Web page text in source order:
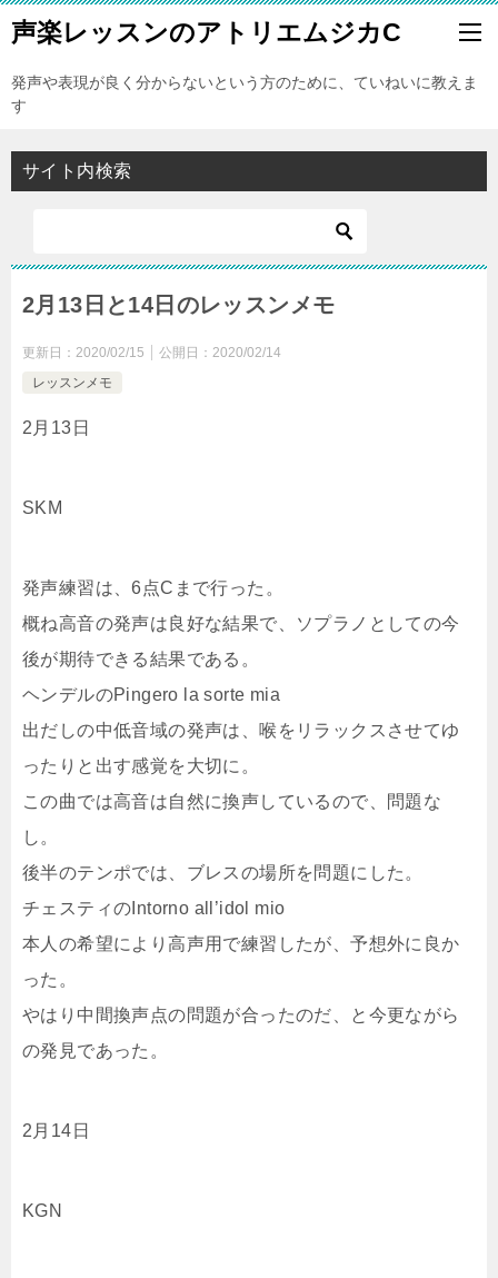
声楽レッスンのアトリエムジカC
発声や表現が良く分からないという方のために、ていねいに教えま
す
サイト内検索
2月13日と14日のレッスンメモ
更新日： 2020/02/15 公開日： 2020/02/14
レッスンメモ
2月13日
SKM
発声練習は、6点Cまで行った。
概ね高音の発声は良好な結果で、ソプラノとしての今
後が期待できる結果である。
ヘンデルのPingero la sorte mia
出だしの中低音域の発声は、喉をリラックスさせてゆ
ったりと出す感覚を大切に。
この曲では高音は自然に換声しているので、問題な
し。
後半のテンポでは、ブレスの場所を問題にした。
チェスティのIntorno all’idol mio
本人の希望により高声用で練習したが、予想外に良か
った。
やはり中間換声点の問題が合ったのだ、と今更ながら
の発見であった。
2月14日
KGN